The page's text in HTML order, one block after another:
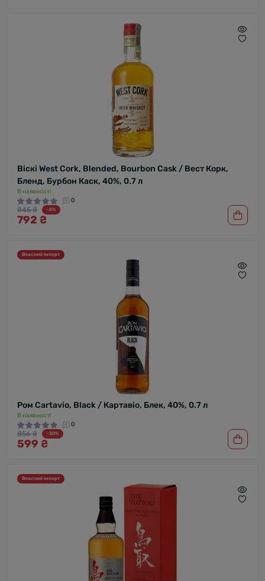
Віскі West Cork, Blended, Bourbon Cask / Вест Корк,
Бленд, Бурбон Каск, 40%, 0.7 л
В наявності
0
845 ₴ -6%
792 ₴
Власний імпорт
Ром Cartavio, Black / Картавіо, Блек, 40%, 0.7 л
В наявності
0
856 ₴ -30%
599 ₴
Власний імпорт